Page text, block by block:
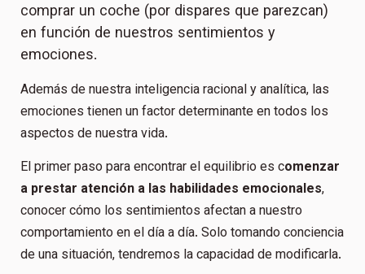
comprar un coche (por dispares que parezcan)
en función de nuestros sentimientos y
emociones.
Además de nuestra inteligencia racional y analítica, las
emociones tienen un factor determinante en todos los
aspectos de nuestra vida.
El primer paso para encontrar el equilibrio es comenzar
a prestar atención a las habilidades emocionales,
conocer cómo los sentimientos afectan a nuestro
comportamiento en el día a día. Solo tomando conciencia
de una situación, tendremos la capacidad de modificarla.